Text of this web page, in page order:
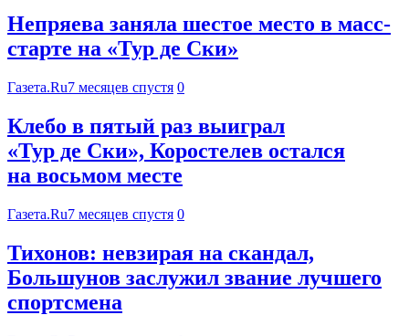
Непряева заняла шестое место в масс-
старте на «Тур де Ски»
Газета.Ru7 месяцев спустя 0
Клебо в пятый раз выиграл
«Тур де Ски», Коростелев остался
на восьмом месте
Газета.Ru7 месяцев спустя 0
Тихонов: невзирая на скандал,
Большунов заслужил звание лучшего
спортсмена